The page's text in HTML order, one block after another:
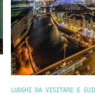
LUOGHI DA VISITARE E